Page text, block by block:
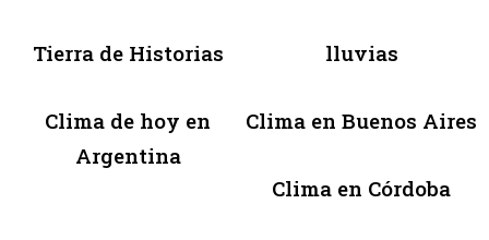
Tierra de Historias lluvias
Clima de hoy en
Argentina
Clima en Buenos Aires
Clima en Córdoba